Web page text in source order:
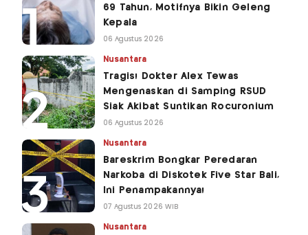
69 Tahun, Motifnya Bikin Geleng
Kepala
06 Agustus 2026
Nusantara
Tragis! Dokter Alex Tewas
Mengenaskan di Samping RSUD
Siak Akibat Suntikan Rocuronium
06 Agustus 2026
Nusantara
Bareskrim Bongkar Peredaran
Narkoba di Diskotek Five Star Bali,
Ini Penampakannya!
07 Agustus 2026 WIB
Nusantara